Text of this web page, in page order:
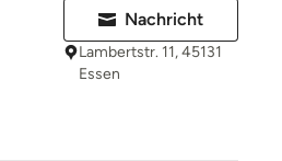
Nachricht
Lambertstr. 11, 45131
Essen